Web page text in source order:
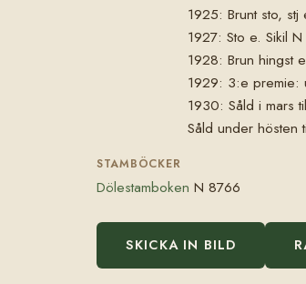
1925: Brunt sto,
1927: Sto e. Sikil
1928: Brun hingst
1929: 3:e premie:
1930: Såld i mars
Såld under hösten
STAMBÖCKER
Dölestamboken N 8766
SKICKA IN BILD